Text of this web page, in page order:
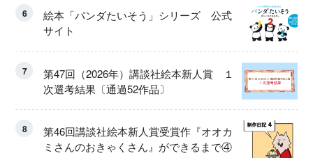
6
絵本「パンダたいそう」シリーズ 公式
サイト
7
第47回（2026年）講談社絵本新人賞 １
次選考結果〔通過52作品〕
8
第46回講談社絵本新人賞受賞作『オオカ
ミさんのおきゃくさん』ができるまで④